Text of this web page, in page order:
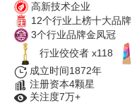
高新技术企业
12个行业上榜十大品牌
3个行业品牌金凤冠
行业佼佼者 x118
成立时间1872年
注册资本4颗星
关注度7万+